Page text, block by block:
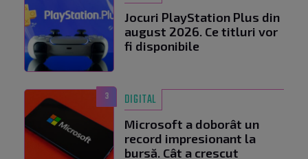
Jocuri PlayStation Plus din
august 2026. Ce titluri vor
fi disponibile
3 DIGITAL
Microsoft a doborât un
record impresionant la
bursă. Cât a crescut